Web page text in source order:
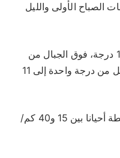
الصباح الأولى والليل
– الحرارة على الساحل من 9 إالى 16 درجة، فوق الجبال من
درجة واحدة إلى 9 درجات، في الداخل من درجة واحدة إلى 11
– الرياح السطحية: جنوبية غربية ناشطة أحيانا بين 15 و40 كم/